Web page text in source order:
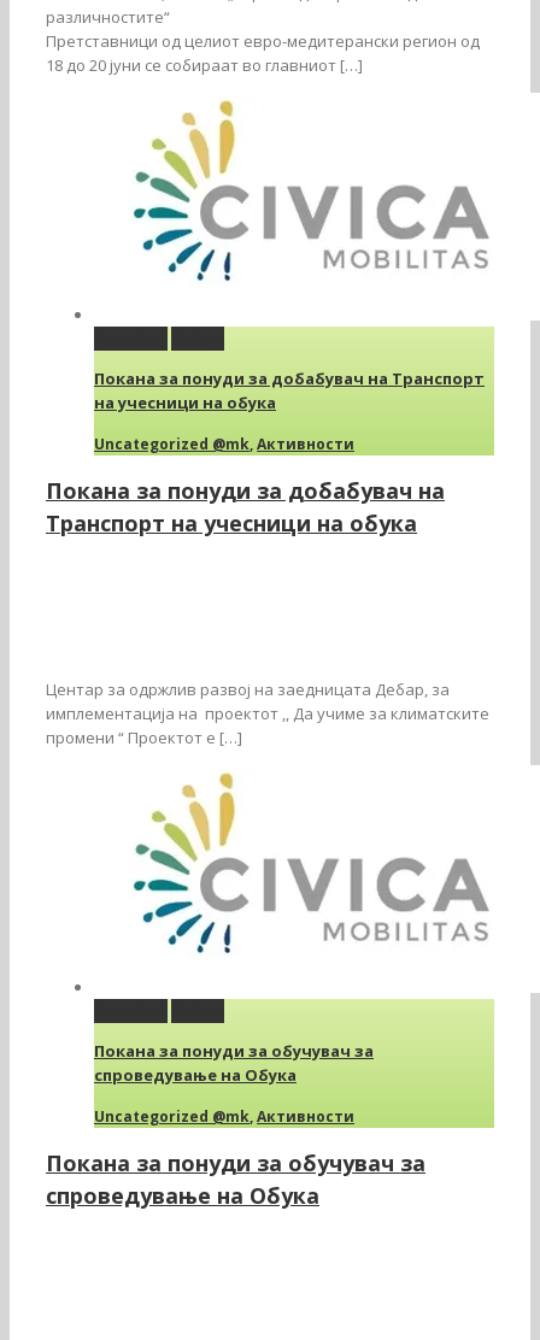
различностите“
Претставници од целиот евро-медитерански регион од
18 до 20 јуни се собираат во главниот […]
Покана за понуди за добабувач на Транспорт
на учесници на обука
Uncategorized @mk,Активности
Покана за понуди за добабувач на
Транспорт на учесници на обука
Центар за одржлив развој на заедницата Дебар, за
имплементација на проектот ,, Да учиме за климатските
промени “ Проектот е […]
Покана за понуди за обучувач за
спроведување на Обука
Uncategorized @mk,Активности
Покана за понуди за обучувач за
спроведување на Обука